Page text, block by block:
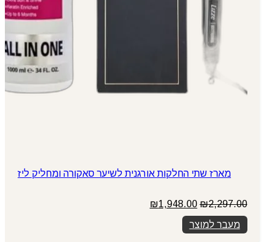
מארז שתי החלקות אורגנית לשיער סאקורה ומחליק ליז
₪2,297.00
המחיר
המקורי
היה:
₪2,297.00.
₪1,948.00
מעבר למוצר